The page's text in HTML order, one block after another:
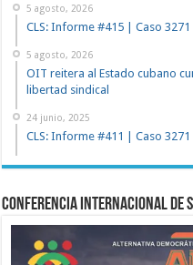
5 agosto, 2026
CLS: Informe #415 | Caso 3271
5 agosto, 2026
OIT reitera al Estado cubano
libertad sindical
24 junio, 2025
CLS: Informe #411 | Caso 3271
Conferencia Internacional de